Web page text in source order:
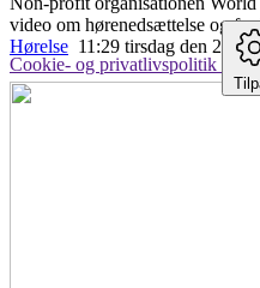
video om hørenedsættelse og
Hørelse 11:29 tirsdag den 25.
Cookie- og privatlivspolitik